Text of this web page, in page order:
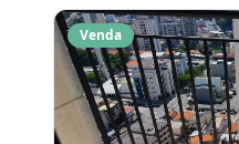
Venda